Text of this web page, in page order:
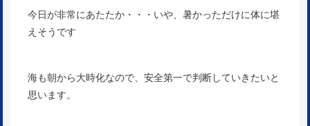
今日が非常にあたたか・・・いや、暑かっただけに体に堪
えそうです
海も朝から大時化なので、安全第一で判断していきたいと
思います。